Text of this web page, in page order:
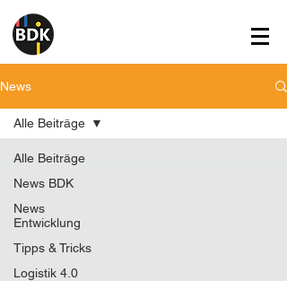
News
Alle Beiträge
News BDK
News
Entwicklung
Tipps & Tricks
Logistik 4.0
Alle Beiträge